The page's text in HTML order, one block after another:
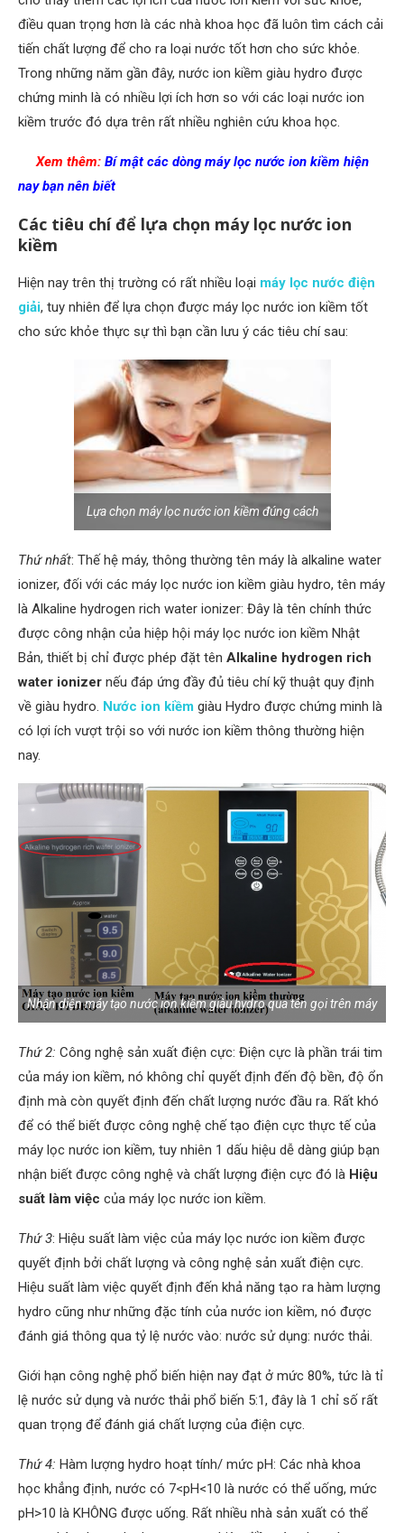
điều quan trọng hơn là các nhà khoa học đã luôn tìm cách cải
tiến chất lượng để cho ra loại nước tốt hơn cho sức khỏe.
Trong những năm gần đây, nước ion kiềm giàu hydro được
chứng minh là có nhiều lợi ích hơn so với các loại nước ion
kiềm trước đó dựa trên rất nhiều nghiên cứu khoa học.
Xem thêm: Bí mật các dòng máy lọc nước ion kiềm hiện
nay bạn nên biết
Các tiêu chí để lựa chọn máy lọc nước ion
kiềm
Hiện nay trên thị trường có rất nhiều loại máy lọc nước điện
giải, tuy nhiên để lựa chọn được máy lọc nước ion kiềm tốt
cho sức khỏe thực sự thì bạn cần lưu ý các tiêu chí sau:
Lựa chọn máy lọc nước ion kiềm đúng cách
Thứ nhất: Thế hệ máy, thông thường tên máy là alkaline water
ionizer, đối với các máy lọc nước ion kiềm giàu hydro, tên máy
là Alkaline hydrogen rich water ionizer: Đây là tên chính thức
được công nhận của hiệp hội máy lọc nước ion kiềm Nhật
Bản, thiết bị chỉ được phép đặt tên Alkaline hydrogen rich
water ionizer nếu đáp ứng đầy đủ tiêu chí kỹ thuật quy định
về giàu hydro. Nước ion kiềm giàu Hydro được chứng minh là
có lợi ích vượt trội so với nước ion kiềm thông thường hiện
nay.
Nhận diện máy tạo nước ion kiềm giàu hydro qua tên gọi trên máy
Thứ 2: Công nghệ sản xuất điện cực: Điện cực là phần trái tim
của máy ion kiềm, nó không chỉ quyết định đến độ bền, độ ổn
định mà còn quyết định đến chất lượng nước đầu ra. Rất khó
để có thể biết được công nghệ chế tạo điện cực thực tế của
máy lọc nước ion kiềm, tuy nhiên 1 dấu hiệu dễ dàng giúp bạn
nhận biết được công nghệ và chất lượng điện cực đó là Hiệu
suất làm việc của máy lọc nước ion kiềm.
Thứ 3: Hiệu suất làm việc của máy lọc nước ion kiềm được
quyết định bởi chất lượng và công nghệ sản xuất điện cực.
Hiệu suất làm việc quyết định đến khả năng tạo ra hàm lượng
hydro cũng như những đặc tính của nước ion kiềm, nó được
đánh giá thông qua tỷ lệ nước vào: nước sử dụng: nước thải.
Giới hạn công nghệ phổ biến hiện nay đạt ở mức 80%, tức là tỉ
lệ nước sử dụng và nước thải phổ biến 5:1, đây là 1 chỉ số rất
quan trọng để đánh giá chất lượng của điện cực.
Thứ 4: Hàm lượng hydro hoạt tính/ mức pH: Các nhà khoa
học khẳng định, nước có 7<pH<10 là nước có thể uống, mức
pH>10 là KHÔNG được uống. Rất nhiều nhà sản xuất có thể